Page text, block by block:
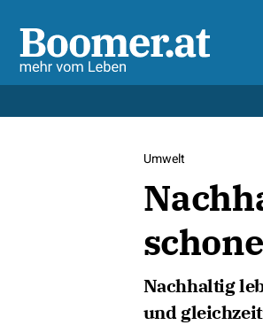
Umwelt
Nachhaltig
und